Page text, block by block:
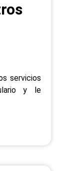
servicios
y le